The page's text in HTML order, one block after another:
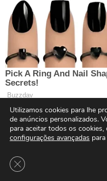
Utilizamos cookies para lhe
de anúncios personalizados.
para aceitar todos os cookies,
configurações avançadas
Close GDPR Cookie Banner